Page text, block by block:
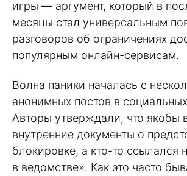
игры — аргумент, который в
месяцы стал универсальным
разговоров об ограничениях
популярным онлайн-сервисам.
Волна паники началась с
анонимных постов в
Авторы утверждали, что якобы
внутренние документы о
блокировке, а кто-то ссылался
в ведомстве». Как это часто